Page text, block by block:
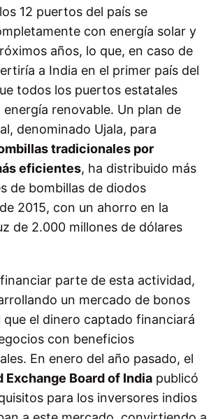
12 puertos del país se
con energía solar y
años, lo que, en caso de
a India en el primer país del
todos los puertos estatales
renovable. Un plan de
denominado Ujala, para
tradicionales por
eficientes, ha distribuido más
de bombillas de diodos
2015, con un ahorro en la
de 2.000 millones de dólares
parte de esta actividad,
un mercado de bonos
que el dinero captado financiará
con beneficios
En enero del año pasado, el
Exchange Board of India publicó
para los inversores indios